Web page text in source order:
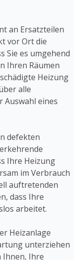
an Ersatzteilen
vor Ort die
Sie es umgehend
Ihren Räumen
Heizung
alle
Auswahl eines
defekten
Ihre Heizung
im Verbrauch
auftretenden
dass Ihre
arbeitet.
Heizanlage
unterziehen
Ihnen, Ihre